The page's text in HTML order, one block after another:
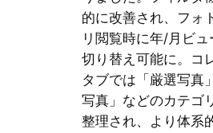
的に改善され、フォ
リ閲覧時に年/月ビュ
切り替え可能に。コ
タブでは「厳選写真
写真」などのカテゴ
整理され、より体系